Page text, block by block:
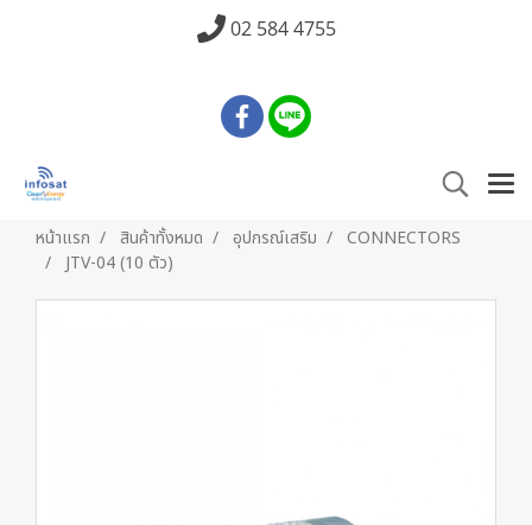
02 584 4755
หน้าแรก สินค้าทั้งหมด อุปกรณ์เสริม
CONNECTORS
JTV-04 (10 ตัว)